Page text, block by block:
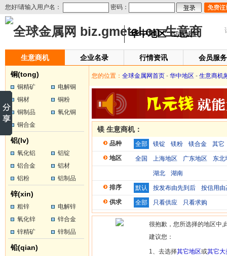
您好!请输入用户名： 密码：
华中地区 [切换城市]
生意商机 企业名录 行情资讯 会员服务
铜(tong)
铜精矿
电解铜
铜材
铜粉
铜制品
氧化铜
铜合金
铝(lv)
氧化铝
铝锭
铝合金
铝材
铝粉
铝制品
锌(xin)
粗锌
电解锌
氧化锌
锌合金
锌精矿
锌制品
铅(qian)
您的位置： 全球金属网首页 - 华中地区 - 生意商机
镁 生意商机：
品种 全部 镁锭 镁粉 镁合金
其它
地区
全国 上海地区 广东地区 东北
湖北
湖南
排序
默认 按发布由先到后
按信用由
供求
全部 只看供应 只看求购
很抱歉，您所选择的地区中,
建议您：
1、去选择其它地区或其它大